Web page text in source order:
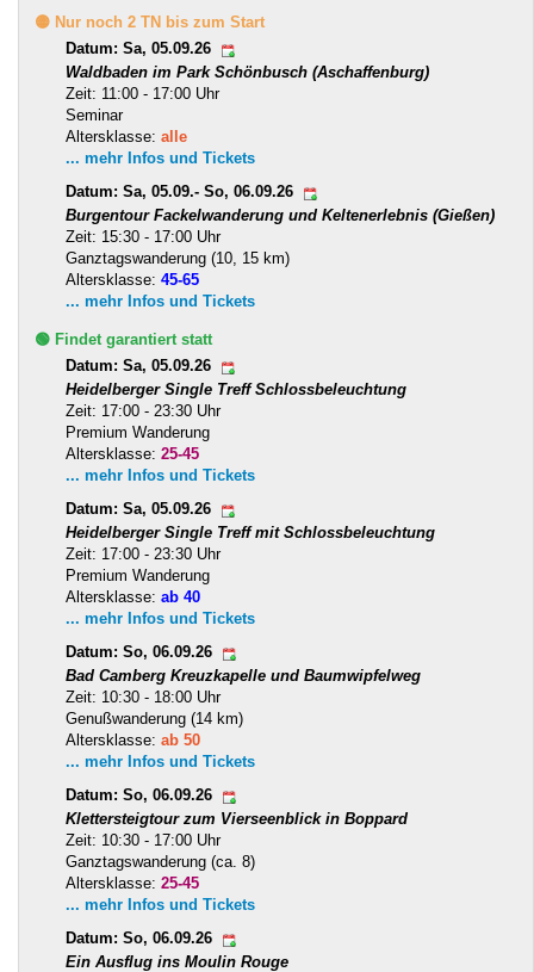
🟡 Nur noch 2 TN bis zum Start
Datum: Sa, 05.09.26
Waldbaden im Park Schönbusch (Aschaffenburg)
Zeit: 11:00 - 17:00 Uhr
Seminar
Altersklasse: alle
... mehr Infos und Tickets
Datum: Sa, 05.09.- So, 06.09.26
Burgentour Fackelwanderung und Keltenerlebnis (Gießen)
Zeit: 15:30 - 17:00 Uhr
Ganztagswanderung (10, 15 km)
Altersklasse: 45-65
... mehr Infos und Tickets
🟢 Findet garantiert statt
Datum: Sa, 05.09.26
Heidelberger Single Treff Schlossbeleuchtung
Zeit: 17:00 - 23:30 Uhr
Premium Wanderung
Altersklasse: 25-45
... mehr Infos und Tickets
Datum: Sa, 05.09.26
Heidelberger Single Treff mit Schlossbeleuchtung
Zeit: 17:00 - 23:30 Uhr
Premium Wanderung
Altersklasse: ab 40
... mehr Infos und Tickets
Datum: So, 06.09.26
Bad Camberg Kreuzkapelle und Baumwipfelweg
Zeit: 10:30 - 18:00 Uhr
Genußwanderung (14 km)
Altersklasse: ab 50
... mehr Infos und Tickets
Datum: So, 06.09.26
Klettersteigtour zum Vierseenblick in Boppard
Zeit: 10:30 - 17:00 Uhr
Ganztagswanderung (ca. 8)
Altersklasse: 25-45
... mehr Infos und Tickets
Datum: So, 06.09.26
Ein Ausflug ins Moulin Rouge